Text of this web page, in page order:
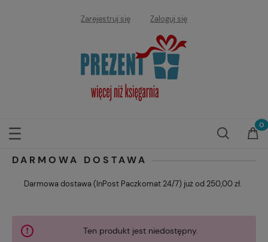
Zarejestruj się Zaloguj się
DARMOWA DOSTAWA
Darmowa dostawa (InPost Paczkomat 24/7) już od 250,00 zł.
Ten produkt jest niedostępny.